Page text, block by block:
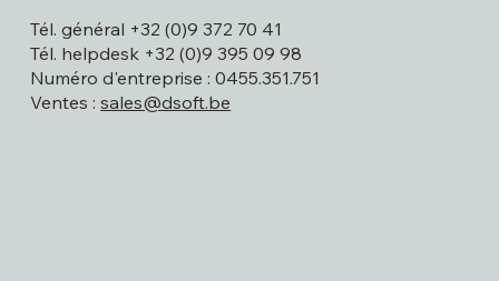
Tél. général +32 (0)9 372 70 41
Tél. helpdesk +32 (0)9 395 09 98
Numéro d'entreprise : 0455.351.751
Ventes :sales@dsoft.be